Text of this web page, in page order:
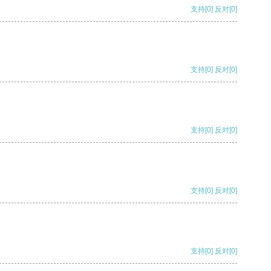
支持[0] 反对[0]
支持[0] 反对[0]
支持[0] 反对[0]
支持[0] 反对[0]
支持[0] 反对[0]